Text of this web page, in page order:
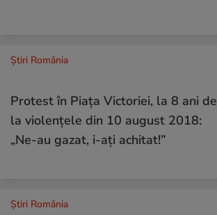
Știri România
Protest în Piața Victoriei, la 8 ani de
la violențele din 10 august 2018:
„Ne-au gazat, i-ați achitat!”
Știri România